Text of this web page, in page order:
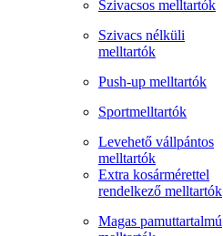
Szivacsos melltartók
Szivacs nélküli
melltartók
Push-up melltartók
Sportmelltartók
Levehető vállpántos
melltartók
Extra kosármérettel
rendelkező melltartók
Magas pamuttartalmú